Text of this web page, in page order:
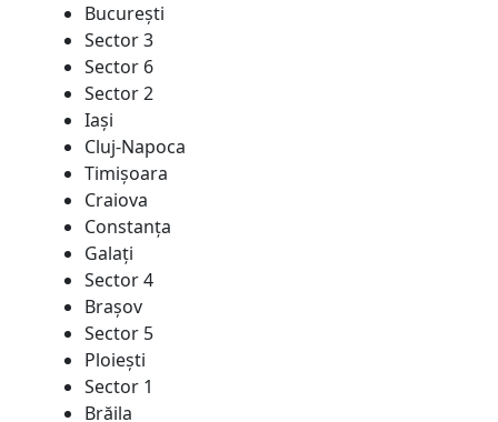
București
Sector 3
Sector 6
Sector 2
Iaşi
Cluj-Napoca
Timişoara
Craiova
Constanţa
Galaţi
Sector 4
Braşov
Sector 5
Ploieşti
Sector 1
Brăila